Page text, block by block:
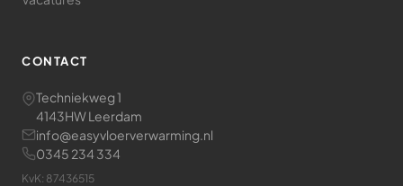
CONTACT
Techniekweg 1
4143HW Leerdam
info@easyvloerverwarming.nl
0345 234 334
KvK: 87436515